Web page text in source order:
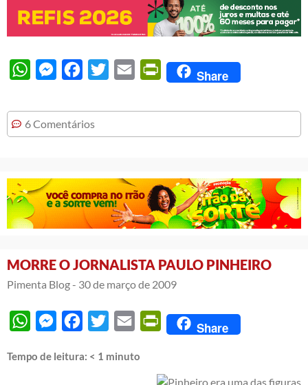
WhatsAppMessengerFacebook
Twitter Email PrintFriendly
Share
6 Comentários
MORRE O JORNALISTA PAULO PINHEIRO
Pimenta Blog - 30 de março de 2009
WhatsAppMessengerFacebook
Twitter Email PrintFriendly
Share
Tempo de leitura: < 1 minuto